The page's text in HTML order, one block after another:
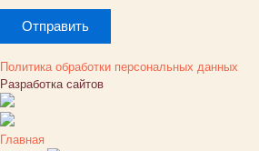
Политика обработки персональных данных
Разработка сайтов
Главная